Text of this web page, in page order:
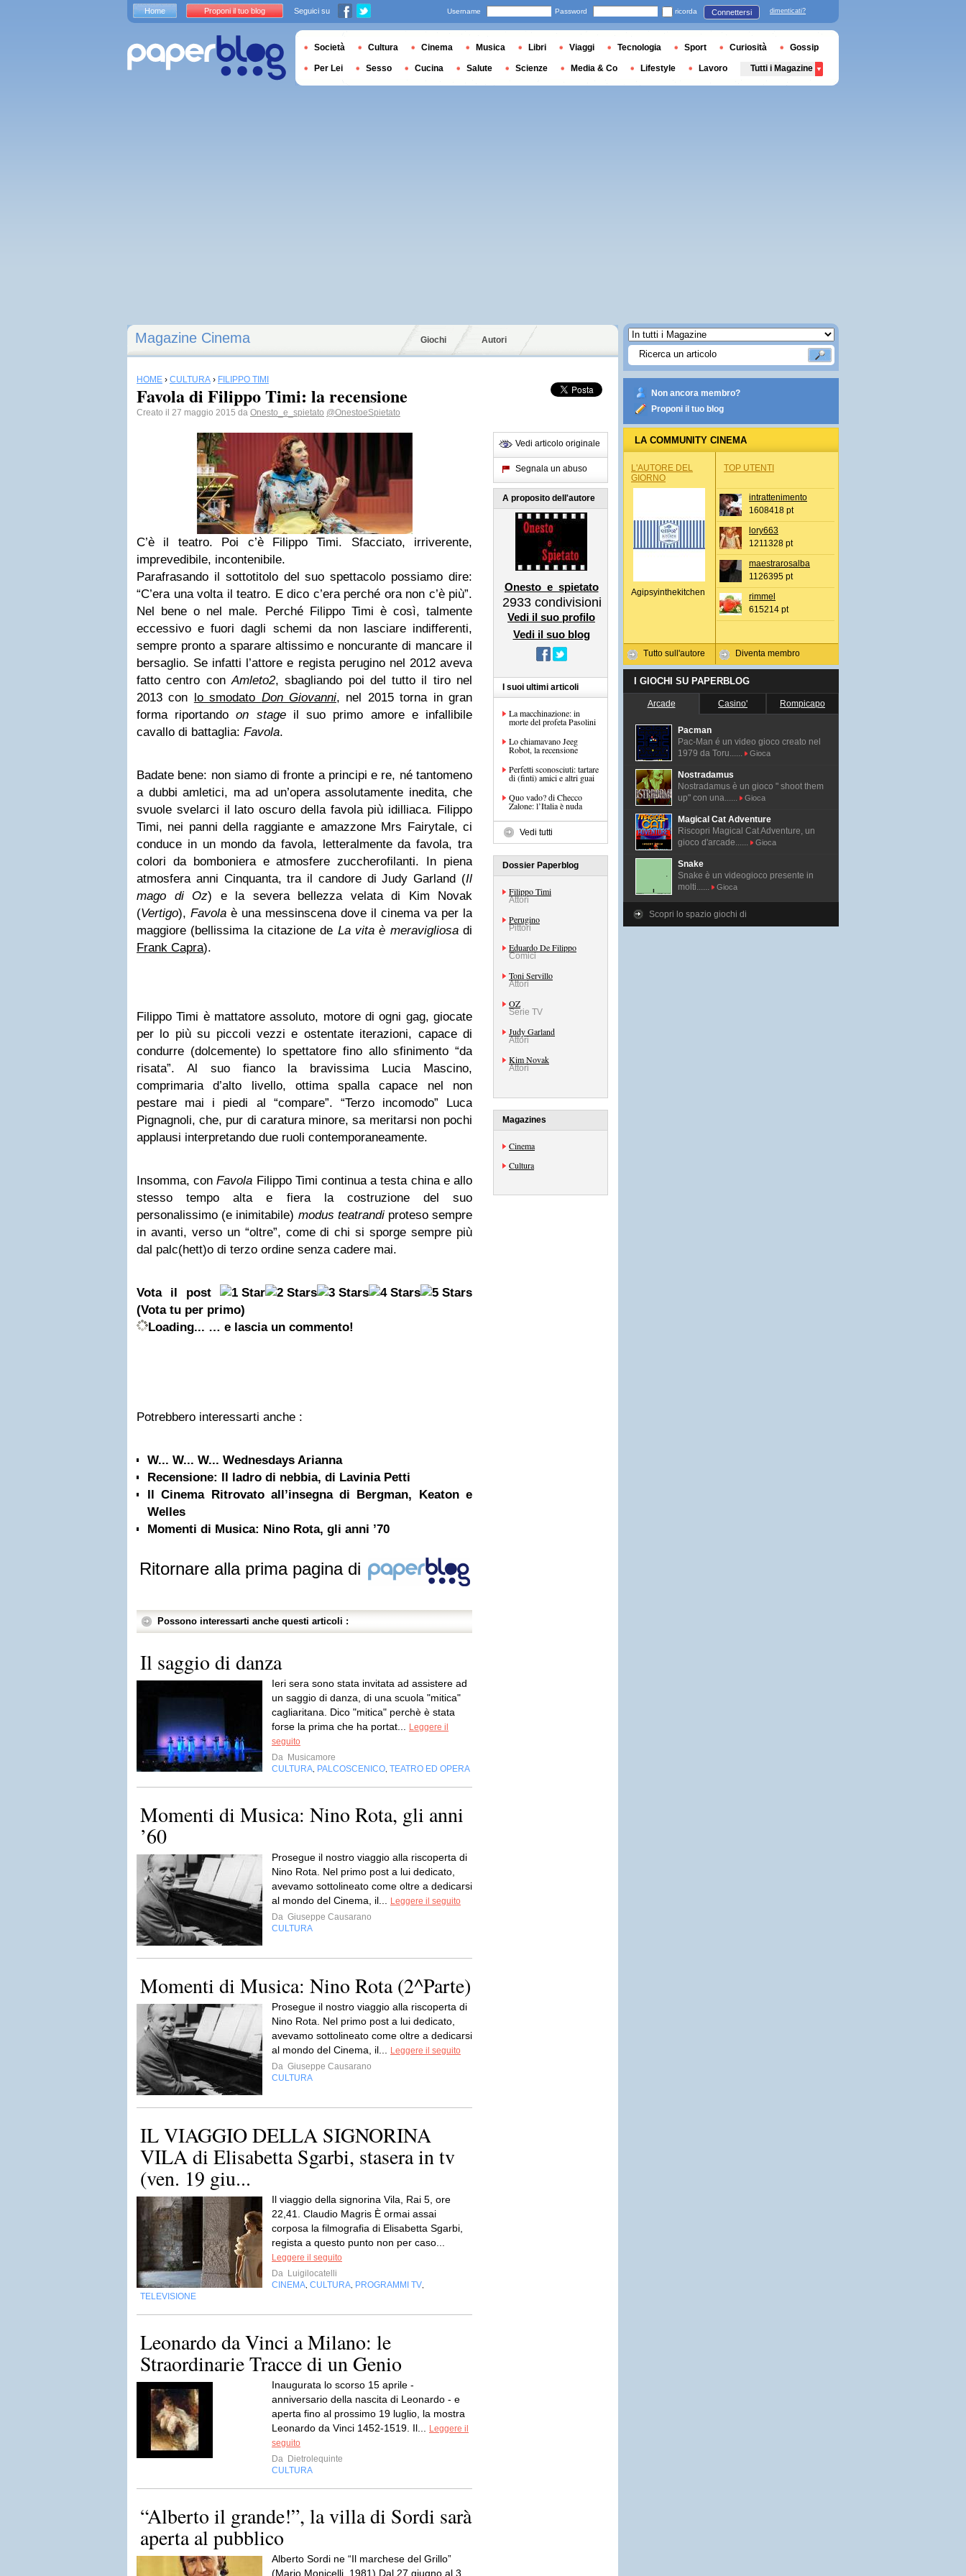
Magazine Cinema Giochi Autori
HOME › CULTURA › FILIPPO TIMI
Favola di Filippo Timi: la recensione
Creato il 27 maggio 2015 da Onesto_e_spietato @OnestoeSpietato
C’è il teatro. Poi c’è Filippo Timi. Sfacciato, irriverente,
imprevedibile, incontenibile.
Parafrasando il sottotitolo del suo spettacolo possiamo dire:
“C’era una volta il teatro. E dico c’era perché ora non c’è più”.
Nel bene o nel male. Perché Filippo Timi è così, talmente
eccessivo e fuori dagli schemi da non lasciare indifferenti,
sempre pronto a sparare altissimo e noncurante di mancare il
bersaglio. Se infatti l’attore e regista perugino nel 2012 aveva
fatto centro conAmleto2, sbagliando poi del tutto il tiro nel
2013 con lo smodato Don Giovanni, nel 2015 torna in gran
forma riportandoon stageil suo primo amore e infallibile
cavallo di battaglia: Favola.
Badate bene: non siamo di fronte a principi e re, né tantomeno
a dubbi amletici, ma ad un’opera assolutamente inedita, che
svuole svelarci il lato oscuro della favola più idilliaca. Filippo
Timi, nei panni della raggiante e amazzone Mrs Fairytale, ci
conduce in un mondo da favola, letteralmente da favola, tra
colori da bomboniera e atmosfere zuccherofilanti. In piena
atmosfera anni Cinquanta, tra il candore di Judy Garland (Il
mago di Oz) e la severa bellezza velata di Kim Novak
(Vertigo), Favola è una messinscena dove il cinema va per la
maggiore (bellissima la citazione de La vita è meravigliosadi
Frank Capra).
Filippo Timi è mattatore assoluto, motore di ogni gag, giocate
per lo più su piccoli vezzi e ostentate iterazioni, capace di
condurre (dolcemente) lo spettatore fino allo sfinimento “da
risata”. Al suo fianco la bravissima Lucia Mascino,
comprimaria d’alto livello, ottima spalla capace nel non
pestare mai i piedi al “compare”. “Terzo incomodo” Luca
Pignagnoli, che, pur di caratura minore, sa meritarsi non pochi
applausi interpretando due ruoli contemporaneamente.
Insomma, conFavola Filippo Timi continua a testa china e allo
stesso tempo alta e fiera la costruzione del suo
personalissimo (e inimitabile) modus teatrandiproteso sempre
in avanti, verso un “oltre”, come di chi si sporge sempre più
dal palc(hett)o di terzo ordine senza cadere mai.
Vota il post
(Vota tu per primo)
Loading... … e lascia un commento!
Potrebbero interessarti anche :
W... W... W... Wednesdays Arianna
Recensione: Il ladro di nebbia, di Lavinia Petti
Il Cinema Ritrovato all’insegna di Bergman, Keaton e
Welles
Momenti di Musica: Nino Rota, gli anni ’70
Ritornare alla prima pagina di
Possono interessarti anche questi articoli :
Il saggio di danza
Ieri sera sono stata invitata ad assistere ad
un saggio di danza, di una scuola "mitica"
cagliaritana. Dico "mitica" perchè è stata
forse la prima che ha portat...
Leggere il
seguito
Da Musicamore
CULTURA PALCOSCENICO TEATRO ED OPERA
Momenti di Musica: Nino Rota, gli anni
’60
Prosegue il nostro viaggio alla riscoperta di
Nino Rota. Nel primo post a lui dedicato,
avevamo sottolineato come oltre a dedicarsi
al mondo del Cinema, il...
Leggere il seguito
Da Giuseppe Causarano
CULTURA
Momenti di Musica: Nino Rota (2^Parte)
Prosegue il nostro viaggio alla riscoperta di
Nino Rota. Nel primo post a lui dedicato,
avevamo sottolineato come oltre a dedicarsi
al mondo del Cinema, il...
Leggere il seguito
Da Giuseppe Causarano
CULTURA
IL VIAGGIO DELLA SIGNORINA
VILA di Elisabetta Sgarbi, stasera in tv
(ven. 19 giu...
Il viaggio della signorina Vila, Rai 5, ore
22,41. Claudio Magris È ormai assai
corposa la filmografia di Elisabetta Sgarbi,
regista a questo punto non per caso...
Leggere il seguito
Da Luigilocatelli
CINEMA CULTURA PROGRAMMI TV
TELEVISIONE
Leonardo da Vinci a Milano: le
Straordinarie Tracce di un Genio
Inaugurata lo scorso 15 aprile -
anniversario della nascita di Leonardo - e
aperta fino al prossimo 19 luglio, la mostra
Leonardo da Vinci 1452-1519. Il...
Leggere il
seguito
Da Dietrolequinte
CULTURA
“Alberto il grande!”, la villa di Sordi sarà
aperta al pubblico
Alberto Sordi ne “Il marchese del Grillo”
(Mario Monicelli, 1981) Dal 27 giugno al 3
Vedi articolo originale
Segnala un abuso
A proposito dell'autore
Onesto_e_spietato
2933 condivisioni
Vedi il suo profilo
Vedi il suo blog
I suoi ultimi articoli
La macchinazione: in
morte del profeta Pasolini
Lo chiamavano Jeeg
Robot, la recensione
Perfetti sconosciuti: tartare
di (finti) amici e altri guai
Quo vado? di Checco
Zalone: l’Italia è nuda
Vedi tutti
Dossier Paperblog
Filippo Timi
Attori
Perugino
Pittori
Eduardo De Filippo
Comici
Toni Servillo
Attori
OZ
Serie TV
Judy Garland
Attori
Kim Novak
Attori
Magazines
Cinema
Cultura
Non ancora membro?
Proponi il tuo blog
LA COMMUNITY CINEMA
L'AUTORE DEL
GIORNO
Agipsyinthekitchen
Tutto sull'autore
TOP UTENTI
intrattenimento
1608418 pt
lory663
1211328 pt
maestrarosalba
1126395 pt
rimmel
615214 pt
Diventa membro
I GIOCHI SU PAPERBLOG
Arcade Casino' Rompicapo
Pacman
Pac-Man é un video gioco creato nel
1979 da Toru......
Gioca
Nostradamus
Nostradamus è un gioco " shoot them
up" con una......
Gioca
Magical Cat Adventure
Riscopri Magical Cat Adventure, un
gioco d'arcade......
Gioca
Snake
Snake è un videogioco presente in
molti......
Gioca
Scopri lo spazio giochi di
Home Proponi il tuo blog Seguici su Username Password ricorda Connettersi dimenticati?
Società Cultura Cinema Musica Libri Viaggi Tecnologia Sport Curiosità Gossip
Per Lei Sesso Cucina Salute Scienze Media & Co Lifestyle Lavoro Tutti i Magazine